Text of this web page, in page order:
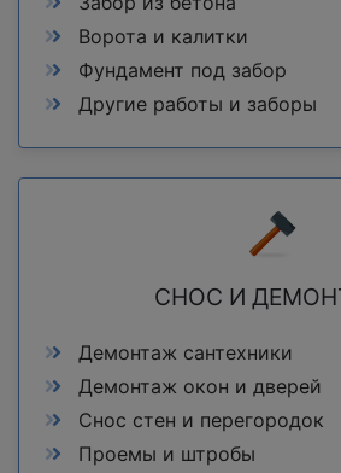
Ворота и калитки
Фундамент под забор
Другие работы и заборы
СНОС И
Демонтаж сантехники
Демонтаж окон и дверей
Снос стен и перегородок
Проемы и штробы